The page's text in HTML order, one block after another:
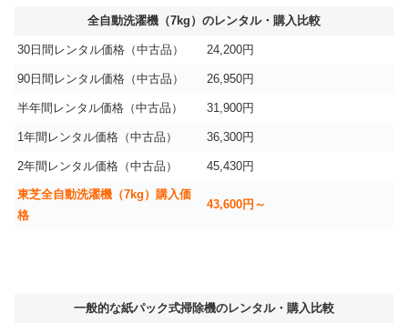
全自動洗濯機（7kg）のレンタル・購入比較
30日間レンタル価格（中古品） 24,200円
90日間レンタル価格（中古品） 26,950円
半年間レンタル価格（中古品） 31,900円
1年間レンタル価格（中古品） 36,300円
2年間レンタル価格（中古品） 45,430円
東芝全自動洗濯機（7kg）購入価
格
43,600円～
一般的な紙パック式掃除機のレンタル・購入比較